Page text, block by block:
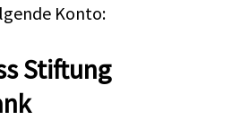
Konto:
Stiftung